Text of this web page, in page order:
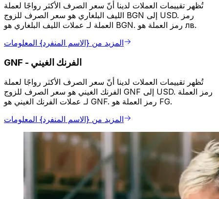
تُظهر تقييمات العملات لدينا أنّ سعر الصرف الأكثر رواجًا لعملة
الليف البلغاري هو سعر الصرف للزوج BGN إلى USD. رمز
العملة لـ عملات الليف البلغاري هو BGN. رمز العملة هو лв.
المزيد من {الاسم المنفرد} المعلومات
GNF - الفرنك الغيني
تُظهر تقييمات العملات لدينا أنّ سعر الصرف الأكثر رواجًا لعملة
الفرنك الغيني هو سعر الصرف للزوج GNF إلى USD. رمز العملة
لـ عملات الفرنك الغيني هو GNF. رمز العملة هو FG.
المزيد من {الاسم المنفرد} المعلومات